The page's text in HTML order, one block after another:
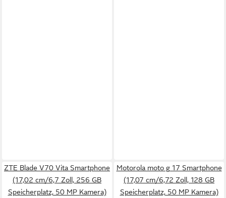
ZTE Blade V70 Vita Smartphone
(17,02 cm/6,7 Zoll, 256 GB
Speicherplatz, 50 MP Kamera)
Motorola moto g 17 Smartphone
(17,07 cm/6,72 Zoll, 128 GB
Speicherplatz, 50 MP Kamera)